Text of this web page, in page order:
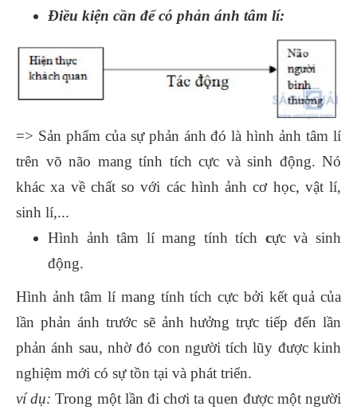
Điều kiện cần để có phản ánh tâm lí:
=> Sản phẩm của sự phản ánh đó là hình ảnh tâm lí
trên võ não mang tính tích cực và sinh động. Nó
khác xa về chất so với các hình ảnh cơ học, vật lí,
sinh lí,...
Hình ảnh tâm lí mang tính tích cực và sinh
động.
Hình ảnh tâm lí mang tính tích cực bởi kết quả của
lần phản ánh trước sẽ ảnh hưởng trực tiếp đến lần
phản ánh sau, nhờ đó con người tích lũy được kinh
nghiệm mới có sự tồn tại và phát triển.
ví dụ: Trong một lần đi chơi ta quen được một người